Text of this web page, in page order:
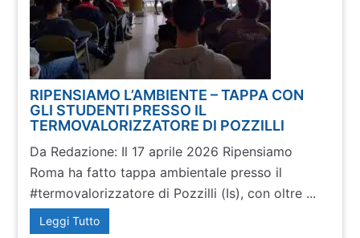
RIPENSIAMO L’AMBIENTE – TAPPA CON
GLI STUDENTI PRESSO IL
TERMOVALORIZZATORE DI POZZILLI
Da Redazione: Il 17 aprile 2026 Ripensiamo
Roma ha fatto tappa ambientale presso il
#termovalorizzatore di Pozzilli (Is), con oltre ...
Leggi Tutto